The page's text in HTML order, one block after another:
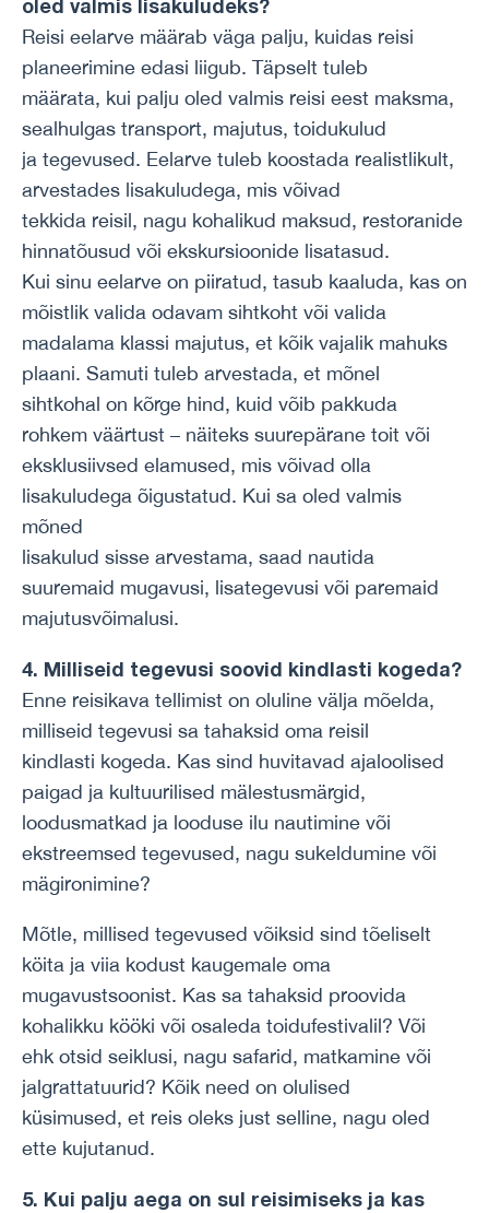
oled valmis lisakuludeks?
Reisi eelarve määrab väga palju, kuidas reisi
planeerimine edasi liigub. Täpselt tuleb
määrata, kui palju oled valmis reisi eest maksma,
sealhulgas transport, majutus, toidukulud
ja tegevused. Eelarve tuleb koostada realistlikult,
arvestades lisakuludega, mis võivad
tekkida reisil, nagu kohalikud maksud, restoranide
hinnatõusud või ekskursioonide lisatasud.
Kui sinu eelarve on piiratud, tasub kaaluda, kas on
mõistlik valida odavam sihtkoht või valida
madalama klassi majutus, et kõik vajalik mahuks
plaani. Samuti tuleb arvestada, et mõnel
sihtkohal on kõrge hind, kuid võib pakkuda
rohkem väärtust – näiteks suurepärane toit või
eksklusiivsed elamused, mis võivad olla
lisakuludega õigustatud. Kui sa oled valmis
mõned
lisakulud sisse arvestama, saad nautida
suuremaid mugavusi, lisategevusi või paremaid
majutusvõimalusi.
4. Milliseid tegevusi soovid kindlasti kogeda?
Enne reisikava tellimist on oluline välja mõelda,
milliseid tegevusi sa tahaksid oma reisil
kindlasti kogeda. Kas sind huvitavad ajaloolised
paigad ja kultuurilised mälestusmärgid,
loodusmatkad ja looduse ilu nautimine või
ekstreemsed tegevused, nagu sukeldumine või
mägironimine?
Mõtle, millised tegevused võiksid sind tõeliselt
köita ja viia kodust kaugemale oma
mugavustsoonist. Kas sa tahaksid proovida
kohalikku kööki või osaleda toidufestivalil? Või
ehk otsid seiklusi, nagu safarid, matkamine või
jalgrattatuurid? Kõik need on olulised
küsimused, et reis oleks just selline, nagu oled
ette kujutanud.
5. Kui palju aega on sul reisimiseks ja kas